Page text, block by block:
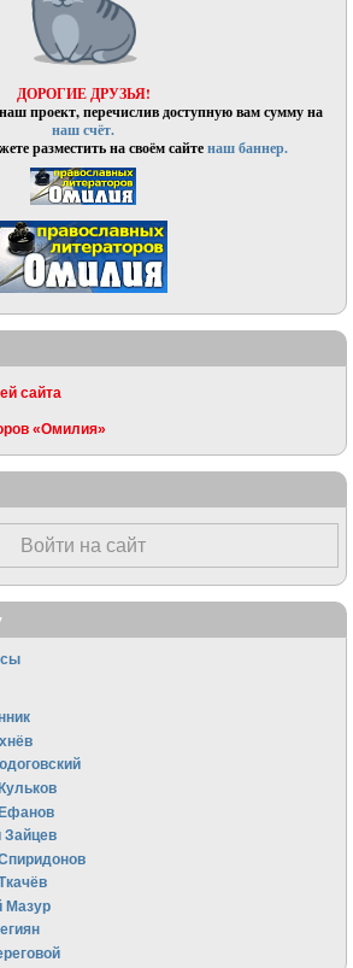
ДОРОГИЕ ДРУЗЬЯ!
проект, перечислив доступную вам сумму на
наш счёт.
разместить на своём сайтенаш баннер.
сайта
«Омилия»
Войти на сайт
Зайцев
Мазур